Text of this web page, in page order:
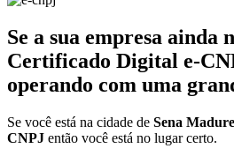
Se a sua empresa ainda
Certificado Digital e-
operando com uma
Se você está na cidade de Sena
CNPJ então você está no lugar certo.